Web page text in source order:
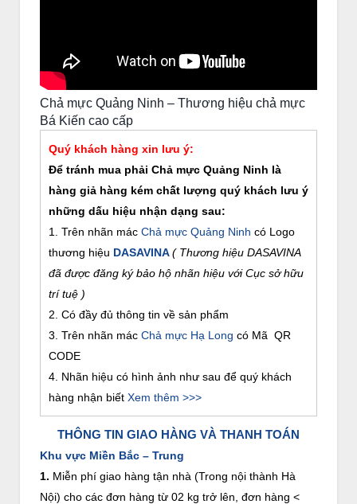
Chả mực Quảng Ninh – Thương hiệu chả mực
Bá Kiến cao cấp
Quý khách hàng xin lưu ý:
Để tránh mua phải Chả mực Quảng Ninh là
hàng giả hàng kém chất lượng quý khách lưu ý
những dấu hiệu nhận dạng sau:
1. Trên nhãn mác Chả mực Quảng Ninh có Logo
thương hiệu DASAVINA ( Thương hiệu DASAVINA
đã được đăng ký bảo hộ nhãn hiệu với Cục sở hữu
trí tuệ )
2. Có đầy đủ thông tin về sản phẩm
3. Trên nhãn mác Chả mực Hạ Long có Mã QR
CODE
4. Nhãn hiệu có hình ảnh như sau để quý khách
hàng nhận biết Xem thêm >>>
THÔNG TIN GIAO HÀNG VÀ THANH TOÁN
Khu vực Miền Bắc – Trung
1. Miễn phí giao hàng tận nhà (Trong nội thành Hà
Nội) cho các đơn hàng từ 02 kg trở lên, đơn hàng <